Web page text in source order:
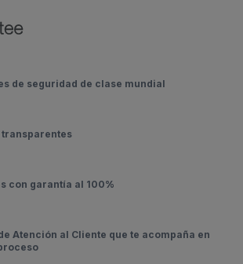
de seguridad de clase mundial
transparentes
con garantía al 100%
Atención al Cliente que te acompaña en